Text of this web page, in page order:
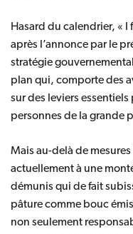
Hasard du calendrier, «
après l’annonce par le
stratégie
plan qui, comporte des
sur des leviers
personnes de la grande
Mais au-delà de
actuellement à une
démunis qui de fait
pâture comme bouc
non seulement